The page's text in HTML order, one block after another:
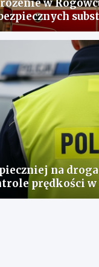
w
na
prędkości w